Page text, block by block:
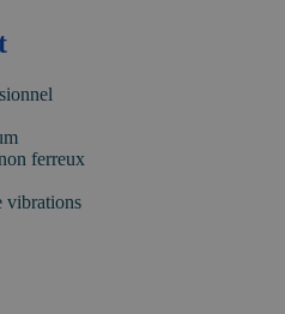
ferreux
vibrations